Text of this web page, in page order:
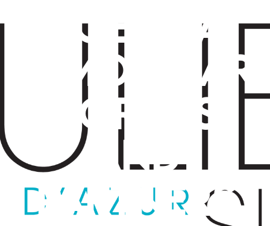
Agenzia
Portos
and
Partners